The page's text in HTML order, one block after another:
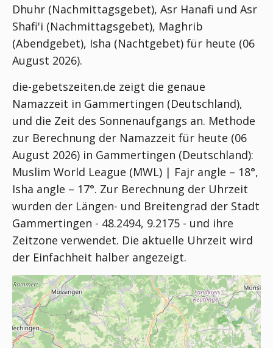
Dhuhr (Nachmittagsgebet), Asr Hanafi und Asr
Shafi'i (Nachmittagsgebet), Maghrib
(Abendgebet), Isha (Nachtgebet) für heute (06
August 2026).
die-gebetszeiten.de zeigt die genaue
Namazzeit in Gammertingen (Deutschland),
und die Zeit des Sonnenaufgangs an. Methode
zur Berechnung der Namazzeit für heute (06
August 2026) in Gammertingen (Deutschland):
Muslim World League (MWL) | Fajr angle – 18°,
Isha angle – 17°. Zur Berechnung der Uhrzeit
wurden der Längen- und Breitengrad der Stadt
Gammertingen - 48.2494, 9.2175 - und ihre
Zeitzone verwendet. Die aktuelle Uhrzeit wird
der Einfachheit halber angezeigt.